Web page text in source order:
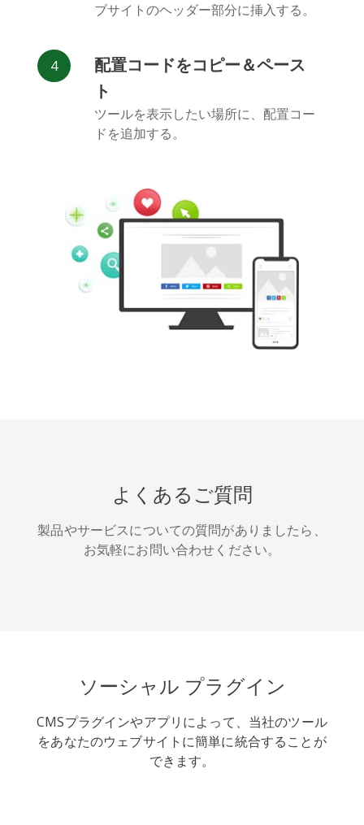
Evernote
Google
Bookmarks
アイオー
カカオ
キンディ
ブサイトのヘッダー部分に挿入する。
配置コードをコピー＆ペース
ト
ツールを表示したい場所に、配置コー
ドを追加する。
よくあるご質問
製品やサービスについての質問がありましたら、
お気軽にお問い合わせください。
ソーシャル プラグイン
CMSプラグインやアプリによって、当社のツール
をあなたのウェブサイトに簡単に統合することが
できます。